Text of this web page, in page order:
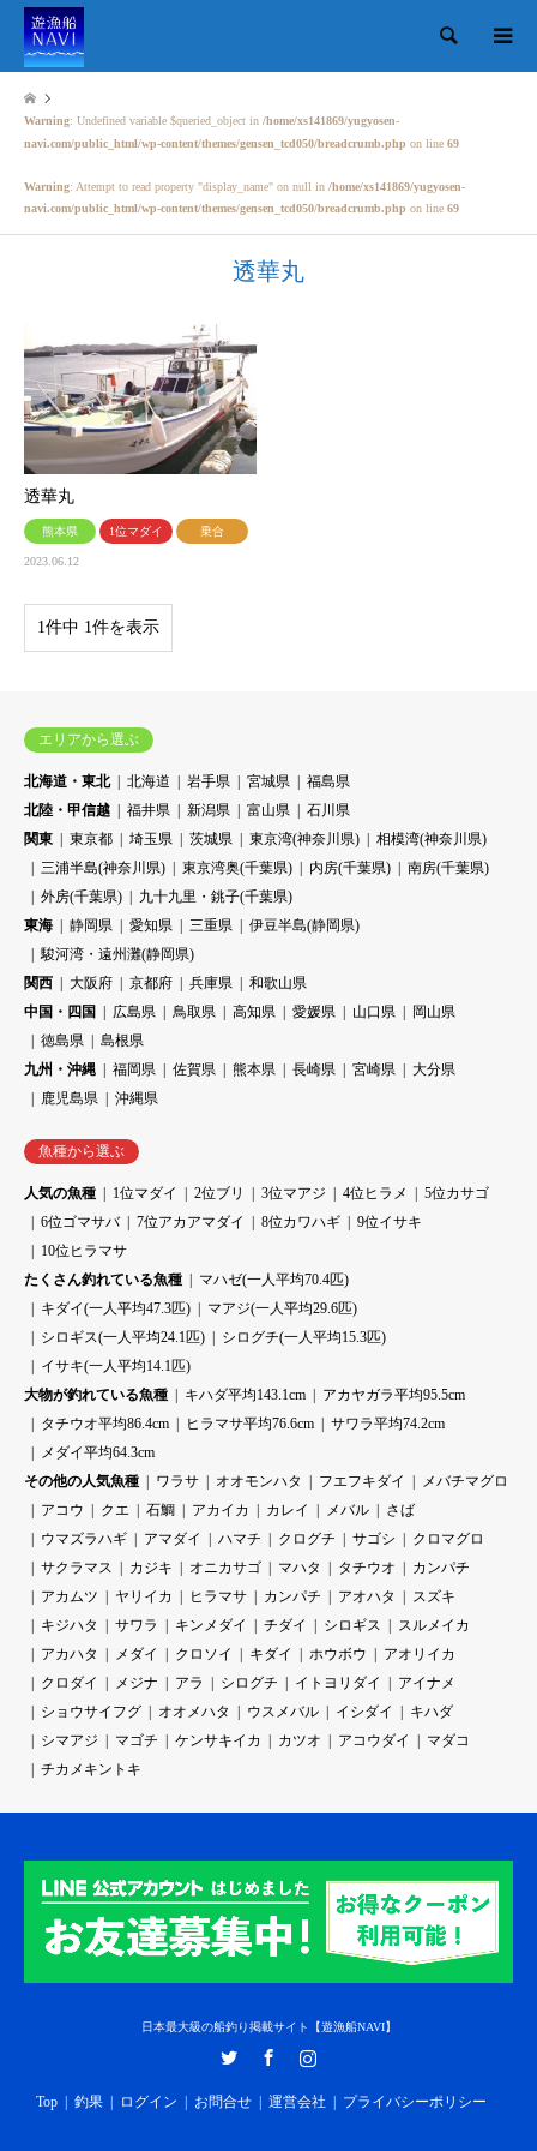
検索
Warning: Undefined variable $queried_object in /home/xs141869/yugyosen-
navi.com/public_html/wp-content/themes/gensen_tcd050/breadcrumb.php on line 69
Warning: Attempt to read property "display_name" on null in /home/xs141869/yugyosen-
navi.com/public_html/wp-content/themes/gensen_tcd050/breadcrumb.php on line 69
透華丸
透華丸
熊本県 1位マダイ 乗合
2023.06.12
1件中 1件を表示
エリアから選ぶ
北海道・東北 北海道 岩手県 宮城県
福島県
北陸・甲信越
福井県 新潟県 富山県
石川県
関東
東京都 埼玉県 茨城県 東京湾(神奈川県)
相模湾(神奈川県)
三浦半島(神奈川県)
東京湾奥(千葉県) 内房(千葉県)
南房(千葉県)
外房(千葉県)
九十九里・銚子(千葉県)
東海
静岡県 愛知県 三重県
伊豆半島(静岡県)
駿河湾・遠州灘(静岡県)
関西
大阪府 京都府 兵庫県
和歌山県
中国・四国
広島県 鳥取県 高知県 愛媛県 山口県
岡山県
徳島県
島根県
九州・沖縄
福岡県 佐賀県 熊本県 長崎県 宮崎県
大分県
鹿児島県
沖縄県
魚種から選ぶ
人気の魚種 1位マダイ 2位ブリ 3位マアジ 4位ヒラメ
5位カサゴ
6位ゴマサバ
7位アカアマダイ 8位カワハギ
9位イサキ
10位ヒラマサ
たくさん釣れている魚種
マハゼ(一人平均70.4匹)
キダイ(一人平均47.3匹)
マアジ(一人平均29.6匹)
シロギス(一人平均24.1匹)
シログチ(一人平均15.3匹)
イサキ(一人平均14.1匹)
大物が釣れている魚種
キハダ平均143.1cm
アカヤガラ平均95.5cm
タチウオ平均86.4cm
ヒラマサ平均76.6cm
サワラ平均74.2cm
メダイ平均64.3cm
その他の人気魚種
ワラサ オオモンハタ フエフキダイ
メバチマグロ
アコウ
クエ 石鯛 アカイカ カレイ メバル
さば
ウマズラハギ
アマダイ ハマチ クログチ サゴシ
クロマグロ
サクラマス
カジキ オニカサゴ マハタ タチウオ
カンパチ
アカムツ
ヤリイカ ヒラマサ カンパチ アオハタ
スズキ
キジハタ
サワラ キンメダイ チダイ シロギス
スルメイカ
アカハタ
メダイ クロソイ キダイ ホウボウ
アオリイカ
クロダイ
メジナ アラ シログチ イトヨリダイ
アイナメ
ショウサイフグ
オオメハタ ウスメバル イシダイ
キハダ
シマアジ
マゴチ ケンサキイカ カツオ アコウダイ
マダコ
チカメキントキ
日本最大級の船釣り掲載サイト【遊漁船NAVI】
Top 釣果 ログイン お問合せ 運営会社 プライバシーポリシー